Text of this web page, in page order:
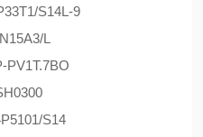
S14L-9
L
PV1T.7BO
S14